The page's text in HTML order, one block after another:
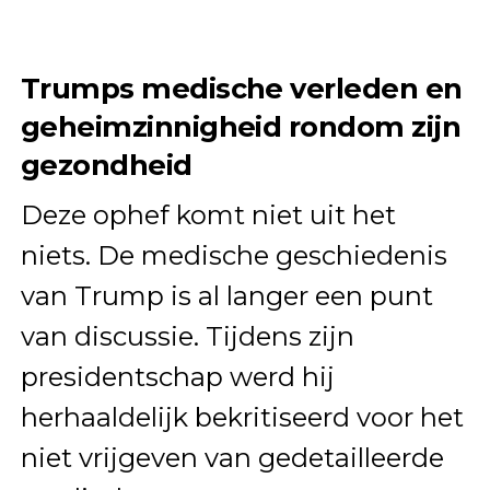
Trumps medische verleden en
geheimzinnigheid rondom zijn
gezondheid
Deze ophef komt niet uit het
niets. De medische geschiedenis
van Trump is al langer een punt
van discussie. Tijdens zijn
presidentschap werd hij
herhaaldelijk bekritiseerd voor het
niet vrijgeven van gedetailleerde